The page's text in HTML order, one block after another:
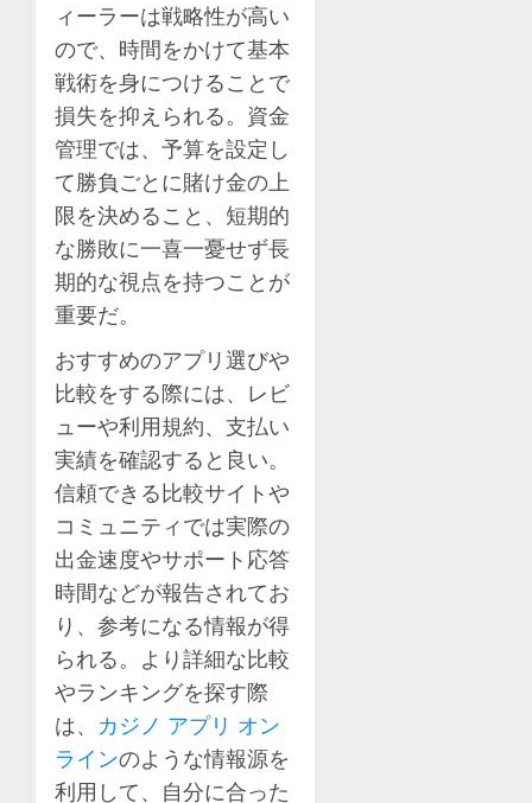
ィーラーは戦略性が高い
ので、時間をかけて基本
戦術を身につけることで
損失を抑えられる。資金
管理では、予算を設定し
て勝負ごとに賭け金の上
限を決めること、短期的
な勝敗に一喜一憂せず長
期的な視点を持つことが
重要だ。
おすすめのアプリ選びや
比較をする際には、レビ
ューや利用規約、支払い
実績を確認すると良い。
信頼できる比較サイトや
コミュニティでは実際の
出金速度やサポート応答
時間などが報告されてお
り、参考になる情報が得
られる。より詳細な比較
やランキングを探す際
は、 カジノ アプリ オン
ラインのような情報源を
利用して、自分に合った